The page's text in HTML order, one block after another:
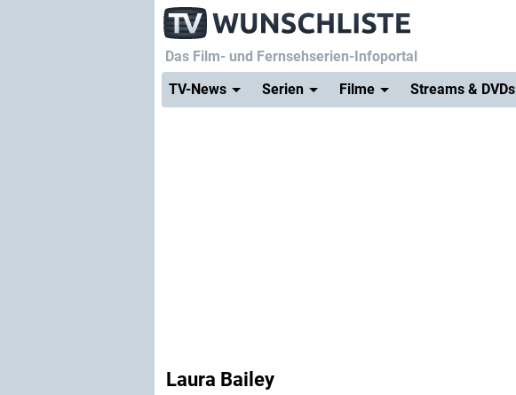
Das Film- und Fernsehserien-Infoportal
TV-News
Serien Filme Streams & DVDs
Laura Bailey